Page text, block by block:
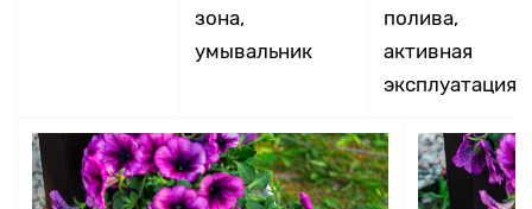
зона,
умывальник
полива,
активная
эксплуатация